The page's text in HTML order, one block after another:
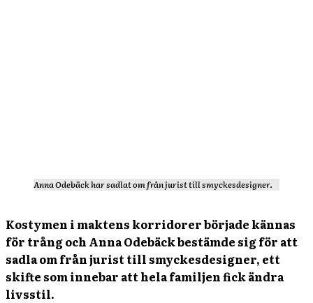
Anna Odebäck har sadlat om från jurist till smyckesdesigner.
Kostymen i maktens korridorer började kännas
för trång och Anna Odebäck bestämde sig för att
sadla om från jurist till smyckesdesigner, ett
skifte som innebar att hela familjen fick ändra
livsstil.